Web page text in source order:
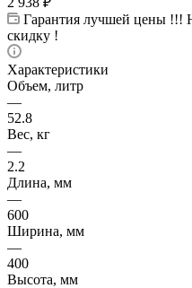
Гарантия лучшей цены !!!
скидку !
Характеристики
Объем, литр
—
52.8
Вес, кг
—
2.2
Длина, мм
—
600
Ширина, мм
—
400
Высота, мм